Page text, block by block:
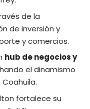
de la
de inversión y
y comercios.
hub de negocios y
el dinamismo
fortalece su